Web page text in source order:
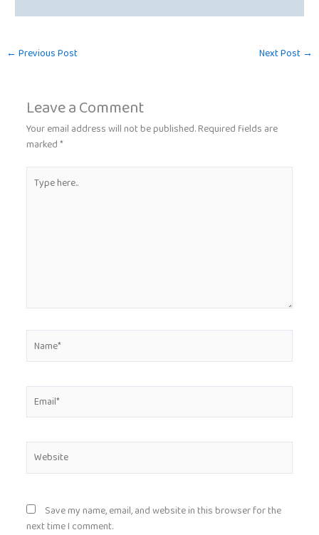
← Previous Post Next Post →
Leave a Comment
Your email address will not be published.Required fields are
marked*
here..
Save my name, email, and website in this browser for the
next time I comment.